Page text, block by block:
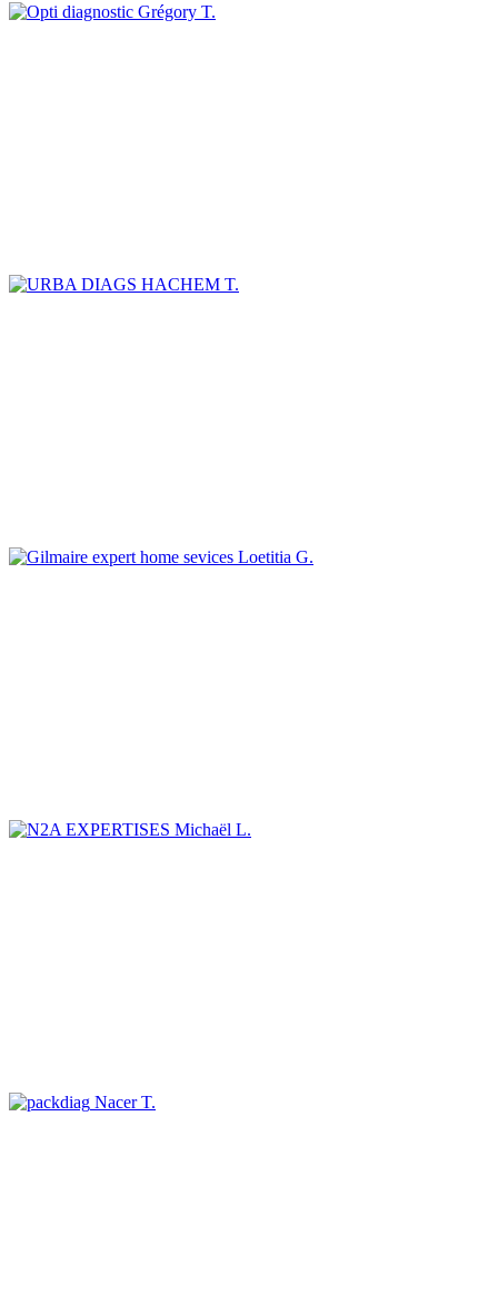
Grégory T.
HACHEM T.
Loetitia G.
Michaël L.
Nacer T.